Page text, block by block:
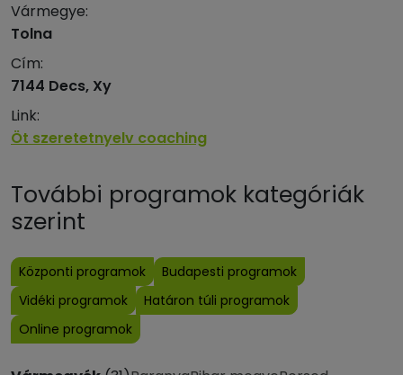
Vármegye:
Tolna
Cím:
7144 Decs, Xy
Link:
Öt szeretetnyelv coaching
További programok kategóriák
szerint
Központi programok
Budapesti programok
Vidéki programok
Határon túli programok
Online programok